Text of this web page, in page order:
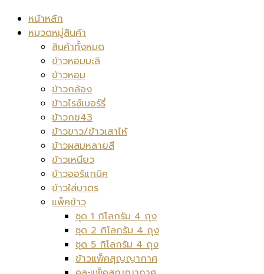
หน้าหลัก
หมวดหมู่สินค้า
สินค้าทั้งหมด
ข้าวหอมมะลิ
ข้าวหอม
ข้าวกล้อง
ข้าวไรซ์เบอร์รี่
ข้าวกข43
ข้าวขาว/ข้าวเสาไห้
ข้าวผสมหลายสี
ข้าวเหนียว
ข้าวออร์แกนิค
ข้าวใส่บาตร
แพ็คข้าว
ชุด 1 กิโลกรัม 4 ถุง
ชุด 2 กิโลกรัม 4 ถุง
ชุด 5 กิโลกรัม 4 ถุง
ข้าวแพ็คสุญญากาศ